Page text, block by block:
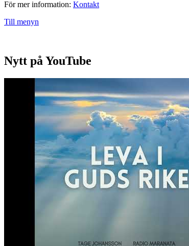
För mer information: Kontakt
Till menyn
Nytt på YouTube